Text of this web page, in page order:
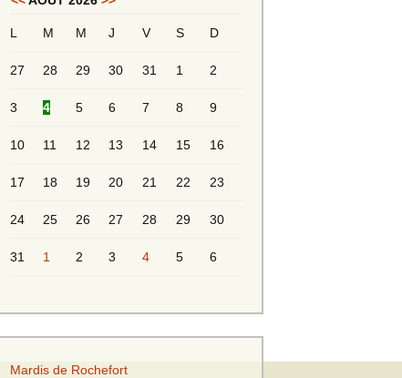
Messieurs 2ème série
Messieurs Golden
L M M J V S D
27 28 29 30 31 1 2
3 4 5 6 7 8 9
10 11 12 13 14 15 16
17 18 19 20 21 22 23
24 25 26 27 28 29 30
31 1 2 3 4 5 6
Mardis de Rochefort